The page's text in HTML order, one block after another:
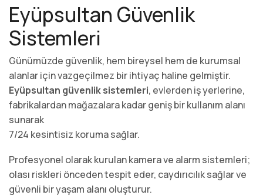
Eyüpsultan Güvenlik
Sistemleri
Günümüzde güvenlik, hem bireysel hem de kurumsal
alanlar için vazgeçilmez bir ihtiyaç haline gelmiştir.
Eyüpsultan güvenlik sistemleri, evlerden iş yerlerine,
fabrikalardan mağazalara kadar geniş bir kullanım alanı
sunarak
7/24 kesintisiz koruma sağlar.
Profesyonel olarak kurulan kamera ve alarm sistemleri;
olası riskleri önceden tespit eder, caydırıcılık sağlar ve
güvenli bir yaşam alanı oluşturur.